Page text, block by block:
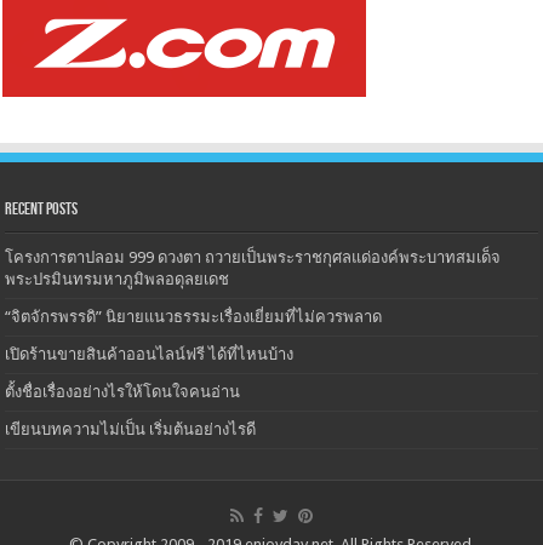
Recent Posts
โครงการตาปลอม 999 ดวงตา ถวายเป็นพระราชกุศลแด่องค์พระบาทสมเด็จ
พระปรมินทรมหาภูมิพลอดุลยเดช
“จิตจักรพรรดิ” นิยายแนวธรรมะเรื่องเยี่ยมที่ไม่ควรพลาด
เปิดร้านขายสินค้าออนไลน์ฟรี ได้ที่ไหนบ้าง
ตั้งชื่อเรื่องอย่างไรให้โดนใจคนอ่าน
เขียนบทความไม่เป็น เริ่มต้นอย่างไรดี